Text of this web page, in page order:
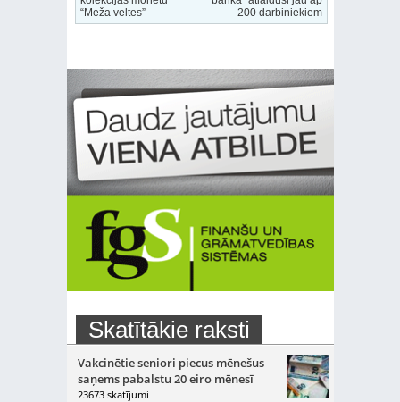
“Meža veltes”
200 darbiniekiem
Skatītākie raksti
Vakcinētie seniori piecus mēnešus
saņems pabalstu 20 eiro mēnesī -
23673 skatījumi